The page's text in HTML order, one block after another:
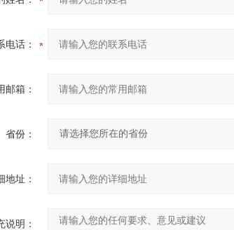
电话：
邮箱：
省份：
地址：
说明：